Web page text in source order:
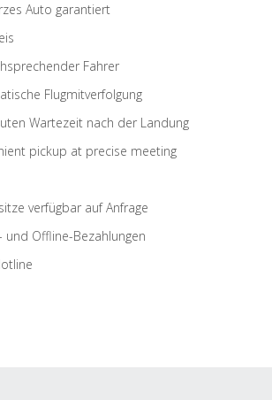
Auto garantiert
Fahrer
Flugmitverfolgung
Wartezeit nach der Landung
pickup at precise meeting
verfügbar auf Anfrage
und Offline-Bezahlungen